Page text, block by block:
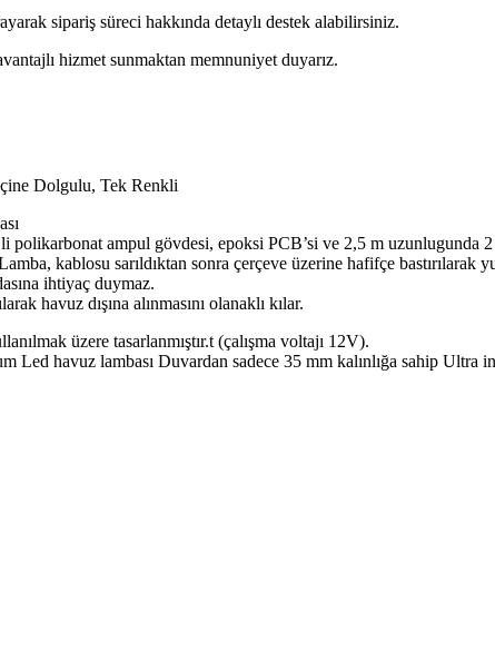
sipariş süreci hakkında detaylı destek alabilirsiniz.
hizmet sunmaktan memnuniyet duyarız.
Dolgulu, Tek Renkli
ampul gövdesi, epoksi PCB’si ve 2,5 m uzunlugunda
kablosu sarıldıktan sonra çerçeve üzerine hafifçe bastırılarak
ihtiyaç duymaz.
havuz dışına alınmasını olanaklı kılar.
üzere tasarlanmıştır.t (çalışma voltajı 12V).
havuz lambası Duvardan sadece 35 mm kalınlığa sahip Ultra